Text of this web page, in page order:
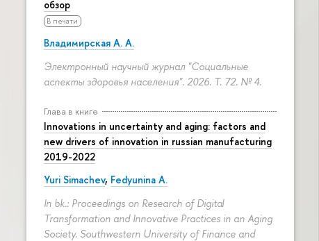
обзор
В печати
Владимирская А. А.
Электронный научный журнал "Социальные
аспекты здоровья населения". 2026. Т. 72. № 4.
Глава в книге
Innovations in uncertainty and aging: factors and
new drivers of innovation in russian manufacturing
2019-2022
Yuri Simachev, Fedyunina A.
In bk.: Proceedings on Research of Digital
Transformation and Innovative Practices in an Aging
Society. Southwestern University of Finance and